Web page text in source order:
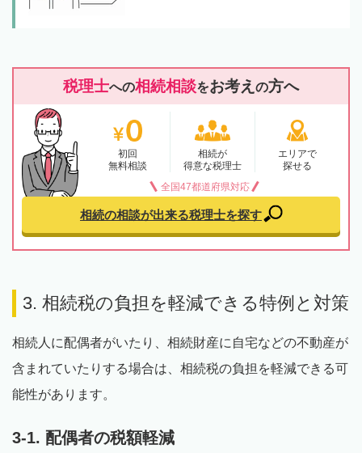
税理士への相続相談をお考え の方へ
初回
無料相談
相続が
得意な税理士
エリアで
探せる
全国47都道府県対応
相続の相談が出来る税理士を探す
3. 相続税の負担を軽減できる特例と対策
相続人に配偶者がいたり、相続財産に自宅などの不動産が
含まれていたりする場合は、相続税の負担を軽減できる可
能性があります。
3-1. 配偶者の税額軽減